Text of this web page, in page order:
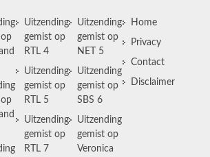
Uitzending
gemist op
RTL 4
Uitzending
gemist op
RTL 5
Uitzending
gemist op
RTL 7
Uitzending
gemist op
NET 5
Uitzending
gemist op
SBS 6
Uitzending
gemist op
Veronica
Home
Privacy
Contact
Disclaimer